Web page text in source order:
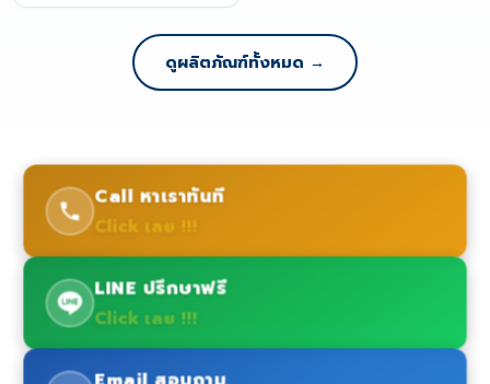
ดูผลิตภัณฑ์ทั้งหมด →
Call หาเราทันที
Click เลย !!!
LINE ปรึกษาฟรี
Click เลย !!!